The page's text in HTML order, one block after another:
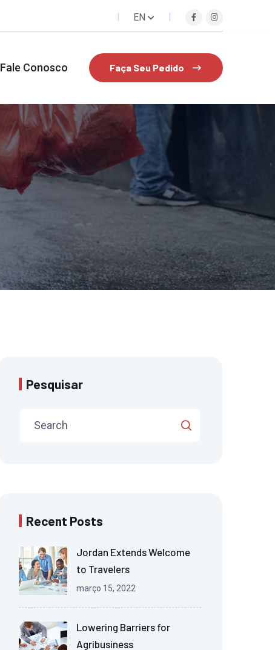
EN
Fale Conosco Faça Seu Pedido
Pesquisar
Recent Posts
Jordan Extends Welcome
to Travelers
março 15, 2022
Lowering Barriers for
Agribusiness